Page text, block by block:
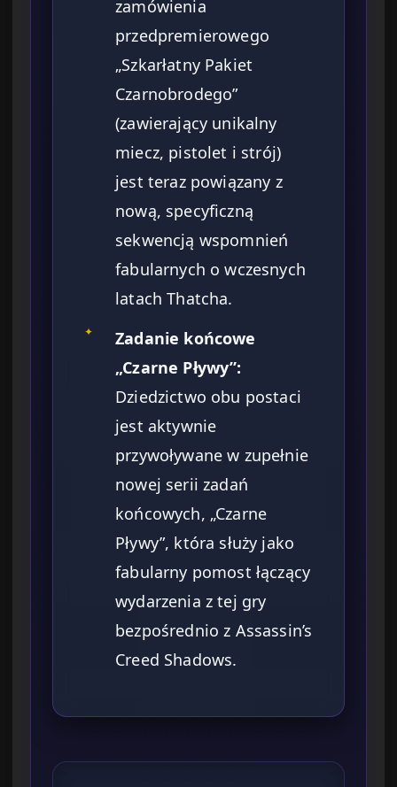
zamówienia
przedpremierowego
„Szkarłatny Pakiet
Czarnobrodego”
(zawierający unikalny
miecz, pistolet i strój)
jest teraz powiązany z
nową, specyficzną
sekwencją wspomnień
fabularnych o wczesnych
latach Thatcha.
✦
Zadanie końcowe
„Czarne Pływy”:
Dziedzictwo obu postaci
jest aktywnie
przywoływane w zupełnie
nowej serii zadań
końcowych, „Czarne
Pływy”, która służy jako
fabularny pomost łączący
wydarzenia z tej gry
bezpośrednio z Assassin’s
Creed Shadows.